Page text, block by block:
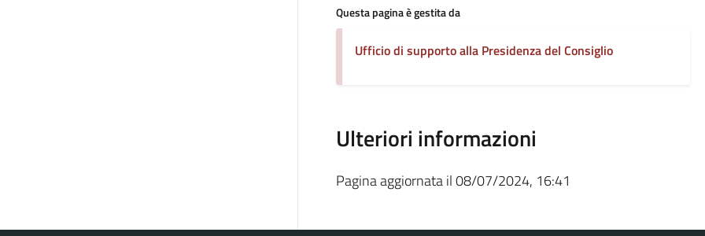
Questa pagina è gestita da
Ufficio di supporto alla Presidenza del Consiglio
Ulteriori informazioni
Pagina aggiornata il 08/07/2024, 16:41